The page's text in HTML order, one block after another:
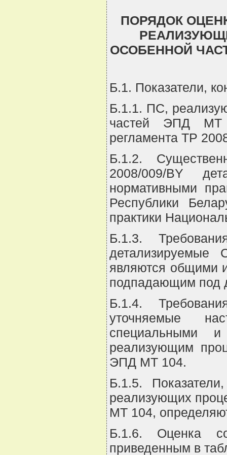
ПОРЯДОК
ОСОБЕННОЙ
Б.1. Показатели,
Б.1.1. ПС,
частей ЭПД МТ
регламента ТР
Б.1.2.
2008/009/BY
нормативными
Республики
практики
Б.1.3.
являются общими
подпадающим под
Б.1.4.
уточняемые
специальными
реализующим
ЭПД МТ 104.
Б.1.5.
реализующих
МТ 104,
Б.1.6. Оценка
приведенным в